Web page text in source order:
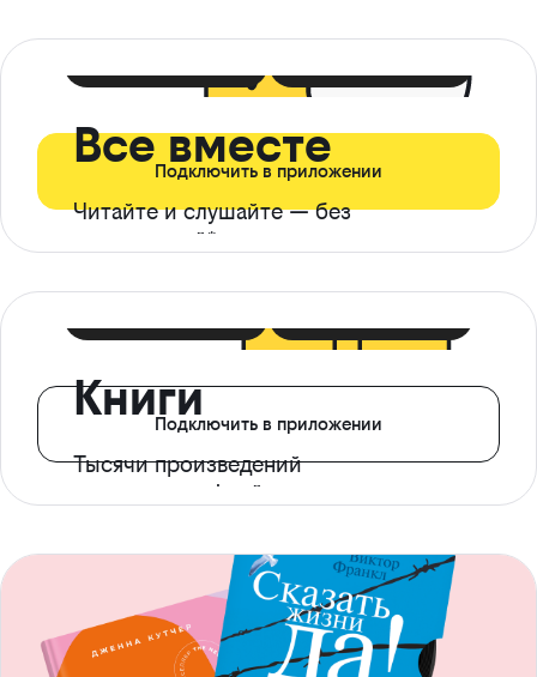
Все вместе
Читайте и слушайте — без
ограничений*
Подключить в приложении
Книги
Тысячи произведений
с доступом офлайн
Подключить в приложении